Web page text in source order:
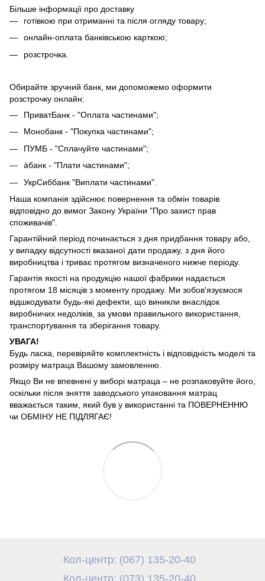
Більше інформації про доставку
готівкою при отриманні та після огляду товару;
онлайн-оплата банківською карткою;
розстрочка.
Обирайте зручний банк, ми допоможемо оформити
розстрочку онлайн:
ПриватБанк - "Оплата частинами";
Монобанк - "Покупка частинами";
ПУМБ - "Сплачуйте частинами";
àбанк - "Плати частинами";
УкрСиббанк "Виплати частинами".
Наша компанія здійснює повернення та обмін товарів
відповідно до вимог Закону України "Про захист прав
споживачів".
Гарантійний період починається з дня придбання товару або,
у випадку відсутності вказаної дати продажу, з дня його
виробництва і триває протягом визначеного нижче періоду.
Гарантія якості на продукцію нашої фабрики надається
протягом 18 місяців з моменту продажу. Ми зобов'язуємося
відшкодувати будь-які дефекти, що виникли внаслідок
виробничих недоліків, за умови правильного використання,
транспортування та зберігання товару.
УВАГА!
Будь ласка, перевіряйте комплектність і відповідність моделі та
розміру матраца Вашому замовленню.
Якщо Ви не впевнені у виборі матраца – не розпаковуйте його,
оскільки після зняття заводського упаковання матрац
вважається таким, який був у використанні та ПОВЕРНЕННЮ
чи ОБМІНУ НЕ ПІДЛЯГАЄ!
Кол-центр: (067) 135-20-40
Кол-центр: (073) 135-20-40